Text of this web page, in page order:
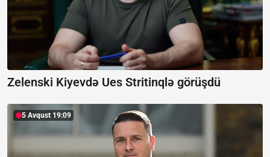
Zelenski Kiyevdə Ues Stritinqlə görüşdü
5 Avqust 19:09